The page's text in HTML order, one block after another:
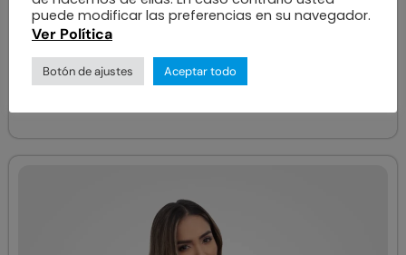
ÁREAS DE ESPECIALIZACIÓN
puede modificar las preferencias en su navegador.
Ver Política
Botón de ajustes Aceptar todo